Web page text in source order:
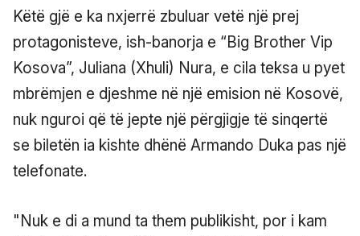
Këtë gjë e ka nxjerrë zbuluar vetë një prej
protagonisteve, ish-banorja e “Big Brother Vip
Kosova”, Juliana (Xhuli) Nura, e cila teksa u pyet
mbrëmjen e djeshme në një emision në Kosovë,
nuk nguroi që të jepte një përgjigje të sinqertë
se biletën ia kishte dhënë Armando Duka pas një
telefonate.
"Nuk e di a mund ta them publikisht, por i kam